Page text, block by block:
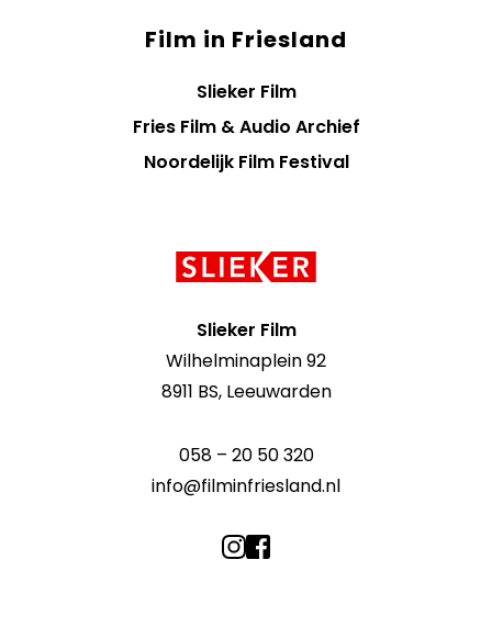
Film in Friesland
Slieker Film
Fries Film & Audio Archief
Noordelijk Film Festival
Slieker Film
Wilhelminaplein 92
8911 BS, Leeuwarden
058 – 20 50 320
info@filminfriesland.nl